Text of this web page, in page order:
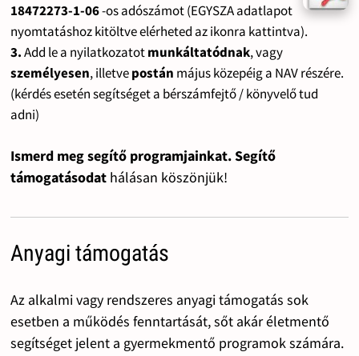
18472273-1-06-os adószámot (EGYSZA adatlapot
nyomtatáshoz kitöltve elérheted az ikonra kattintva).
3.Add le a nyilatkozatotmunkáltatódnak, vagy
személyesen, illetvepostán május közepéig a NAV részére.
(kérdés esetén segítséget a bérszámfejtő / könyvelő tud
adni)
Ismerd meg segítő programjainkat. Segítő
támogatásodat hálásan köszönjük!
Anyagi támogatás
Az alkalmi vagy rendszeres anyagi támogatás sok
esetben a működés fenntartását, sőt akár életmentő
segítséget jelent a gyermekmentő programok számára.